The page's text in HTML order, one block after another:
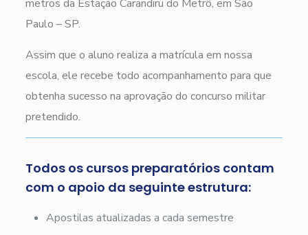
metros da Estação Carandiru do Metrô, em São
Paulo – SP.
Assim que o aluno realiza a matrícula em nossa
escola, ele recebe todo acompanhamento para que
obtenha sucesso na aprovação do concurso militar
pretendido.
Todos os cursos preparatórios contam
com o apoio da seguinte estrutura:
Apostilas atualizadas a cada semestre